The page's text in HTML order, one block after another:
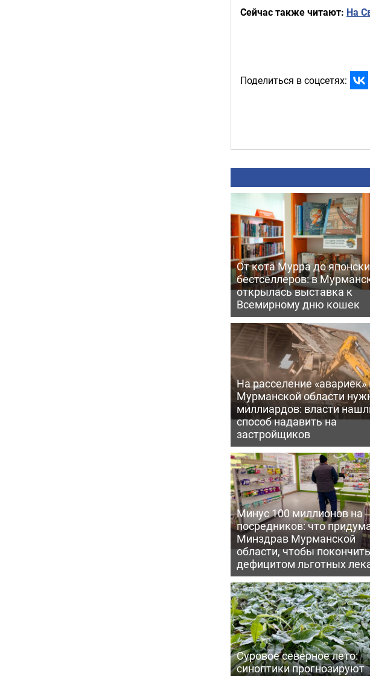
Сейчас также читают: На
Поделиться в соцсетях:
От кота Мурра до
бестселлеров: в
открылась выставка к
Всемирному дню кошек
На расселение «авариек»
Мурманской области
миллиардов: власти
способ надавить на
застройщиков
Минус 100 миллионов на
посредников: что
Минздрав Мурманской
области, чтобы
дефицитом льготных
Суровое северное лето:
синоптики прогнозируют